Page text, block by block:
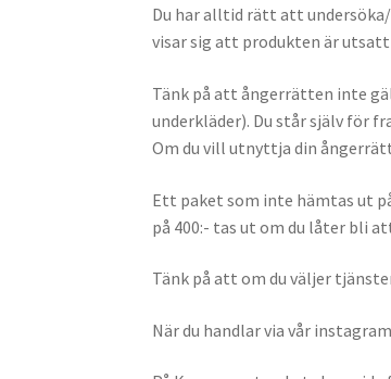
Du har alltid rätt att
visar sig att produkten är
Tänk på att ångerrätten inte
underkläder). Du står själv för
Om du vill utnyttja din
Ett paket som inte hämtas ut
på 400:- tas ut om du låter bli
Tänk på att om du väljer
När du handlar via vår